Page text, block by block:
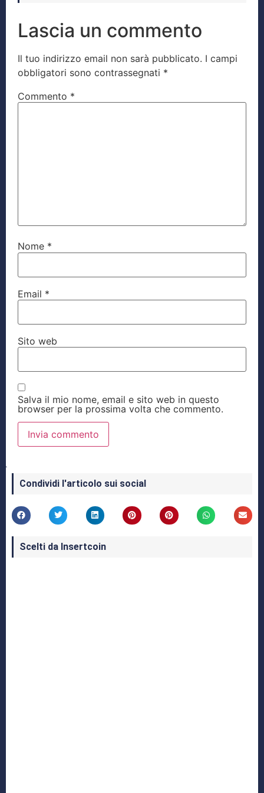
Lascia un commento
Il tuo indirizzo email non sarà pubblicato. I campi
obbligatori sono contrassegnati *
Commento *
Nome *
Email *
Sito web
Salva il mio nome, email e sito web in questo
browser per la prossima volta che commento.
Condividi l'articolo sui social
Scelti da Insertcoin